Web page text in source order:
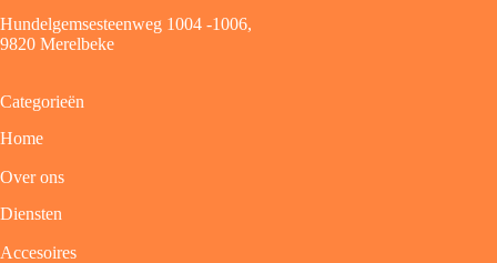
Hundelgemsesteenweg 1004 -1006,
9820 Merelbeke
Categorieën
Home
Over ons
Diensten
Accesoires